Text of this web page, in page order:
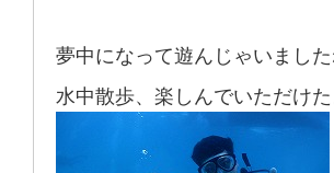
夢中になって遊んじゃいまし
水中散歩、楽しんでいただけ